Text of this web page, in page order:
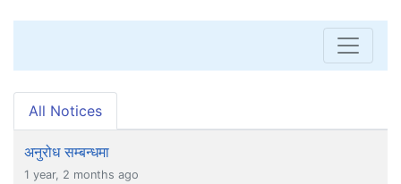
All Notices
अनुरोध सम्बन्धमा
1 year, 2 months ago